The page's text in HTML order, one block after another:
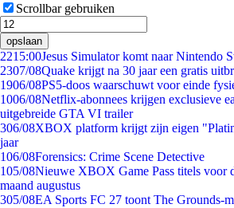
Scrollbar gebruiken
opslaan
2215:00Jesus Simulator komt naar Nintendo
2307/08Quake krijgt na 30 jaar een gratis
1906/08PS5-doos waarschuwt voor einde
1006/08Netflix-abonnees krijgen exclusieve
uitgebreide GTA VI trailer
306/08XBOX platform krijgt zijn eigen
jaar
106/08Forensics: Crime Scene Detective
105/08Nieuwe XBOX Game Pass titels voor
maand augustus
305/08EA Sports FC 27 toont The Grounds-